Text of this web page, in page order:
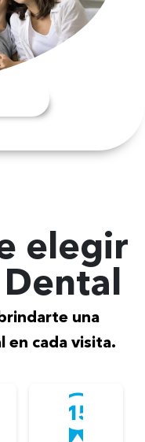
elegir
Dental
una
en cada visita.